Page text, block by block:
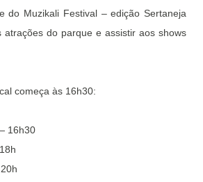
do Muzikali Festival – edição Sertaneja
atrações do parque e assistir aos shows
começa às 16h30:
16h30